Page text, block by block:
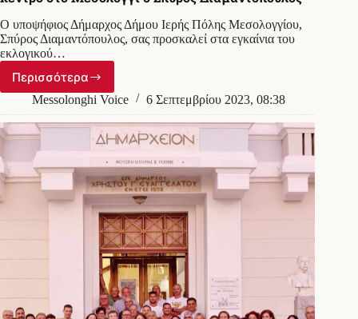
Ο υποψήφιος Δήμαρχος Δήμου Ιερής Πόλης Μεσολογγίου,
Σπύρος Διαμαντόπουλος, σας προσκαλεί στα εγκαίνια του
εκλογικού…
Περισσότερα
Την
Δευτέρα
εγκαινιάζει
εκλογικό
του
κέντρο
στο
Μεσολόγγι
Διαμαντόπουλος
Messolonghi Voice 6 Σεπτεμβρίου 2023, 08:38